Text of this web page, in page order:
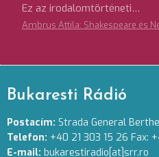
Ez az irodalomtörténeti…
Ambrus Attila: Shakespeare és
Bukaresti Rádió
Postacím: Strada General
Telefon: +40 21 303 15 26 Fax:
E-mail: bukarestiradio[at]srr.ro